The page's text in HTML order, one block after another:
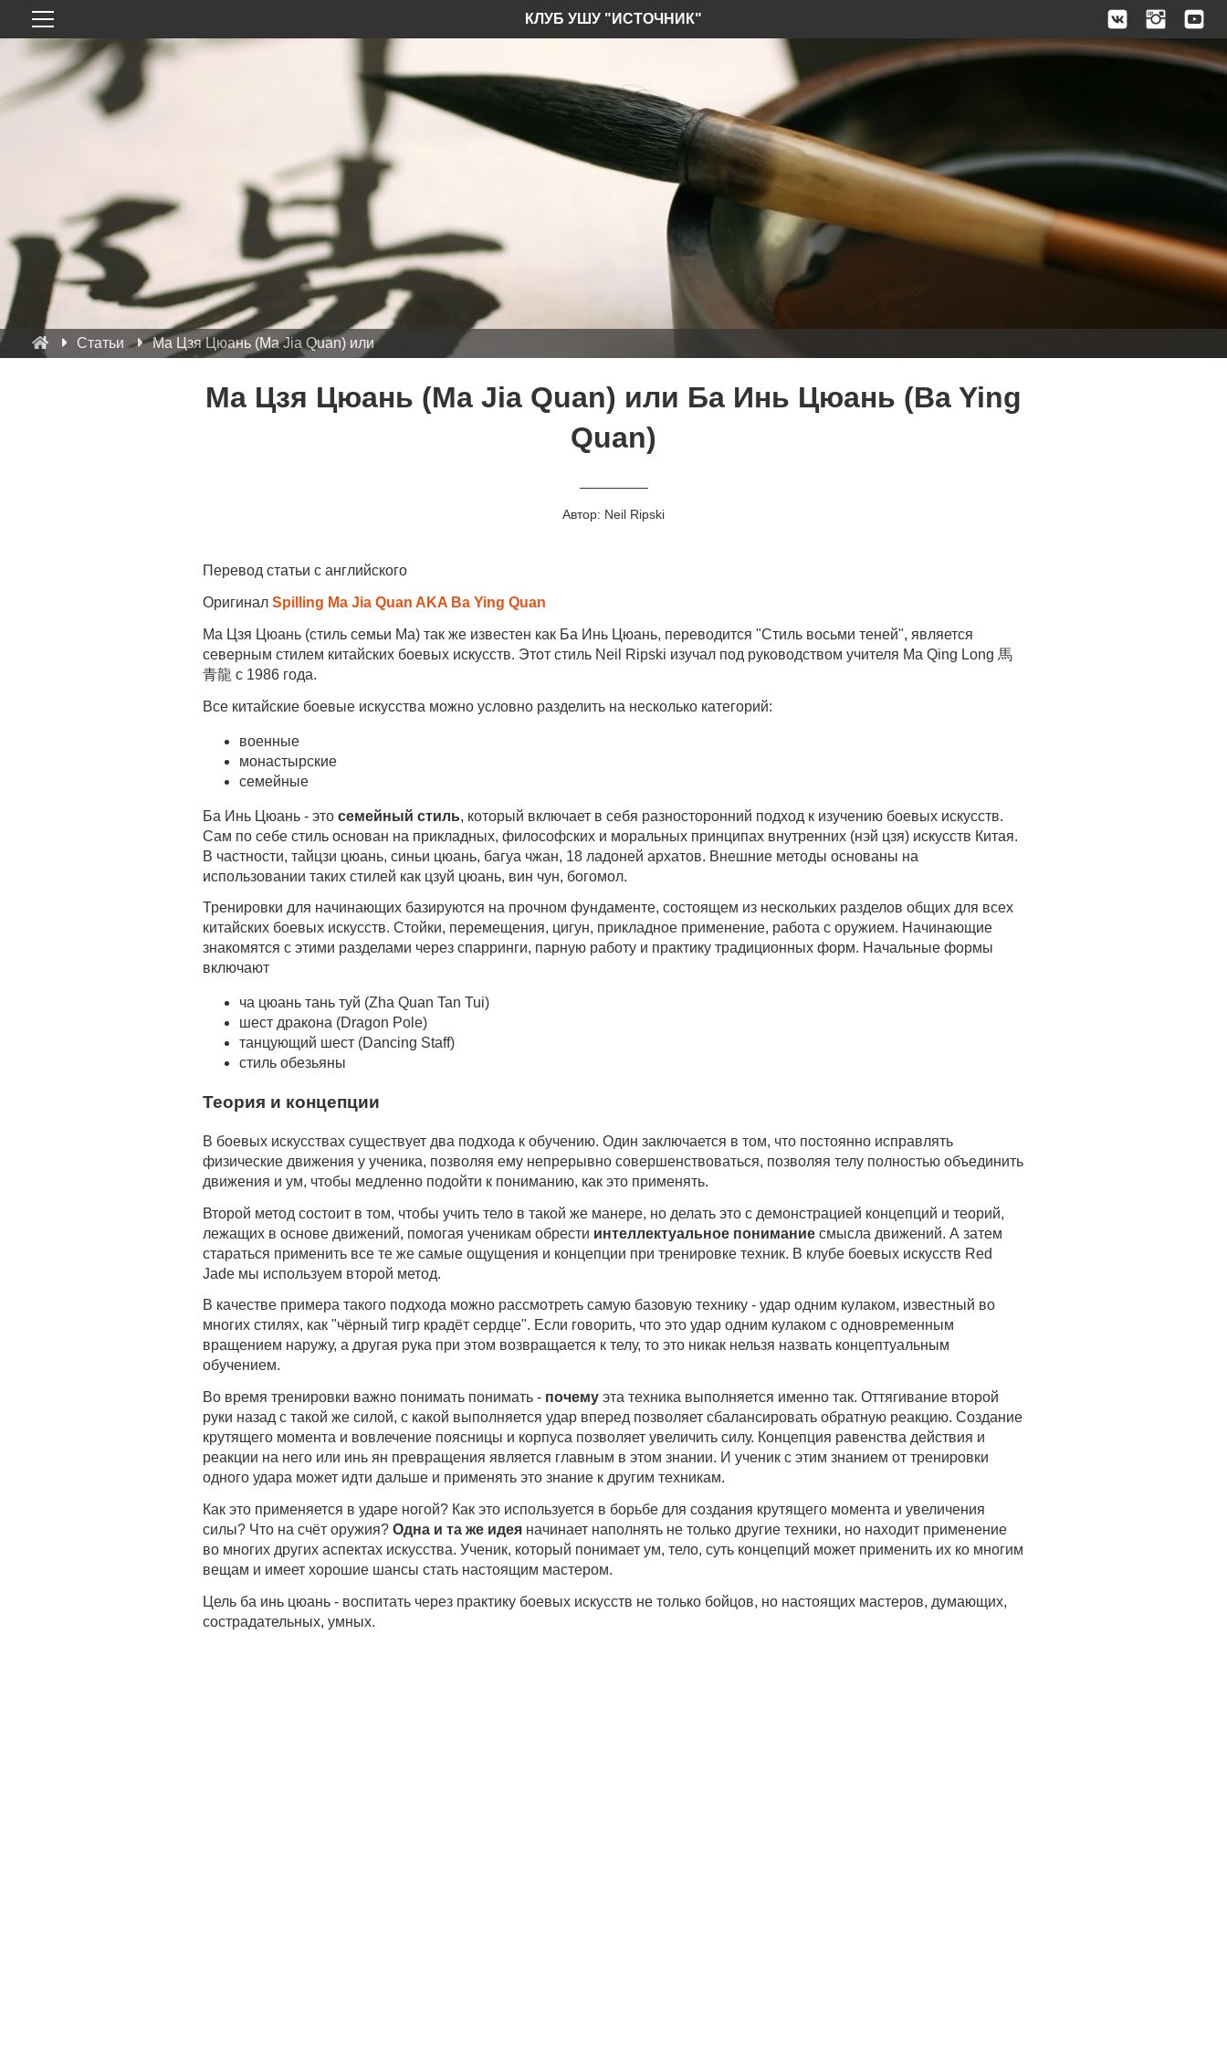
КЛУБ УШУ "ИСТОЧНИК"
Статьи Ма Цзя Цюань (Ma Jia Quan) или Ба Инь Цюань (Ba Ying Quan)
Ма Цзя Цюань (Ma Jia Quan) или Ба Инь Цюань (Ba Ying
Quan)
Автор: Neil Ripski
Перевод статьи с английского
Оригинал Spilling Ma Jia Quan AKA Ba Ying Quan
Ма Цзя Цюань (стиль семьи Ма) так же известен как Ба Инь Цюань, переводится "Стиль восьми теней", является
северным стилем китайских боевых искусств. Этот стиль Neil Ripski изучал под руководством учителя Ma Qing Long 馬
青龍 с 1986 года.
Все китайские боевые искусства можно условно разделить на несколько категорий:
военные
монастырские
семейные
Ба Инь Цюань - это семейный стиль, который включает в себя разносторонний подход к изучению боевых искусств.
Сам по себе стиль основан на прикладных, философских и моральных принципах внутренних (нэй цзя) искусств Китая.
В частности, тайцзи цюань, синьи цюань, багуа чжан, 18 ладоней архатов. Внешние методы основаны на
использовании таких стилей как цзуй цюань, вин чун, богомол.
Тренировки для начинающих базируются на прочном фундаменте, состоящем из нескольких разделов общих для всех
китайских боевых искусств. Стойки, перемещения, цигун, прикладное применение, работа с оружием. Начинающие
знакомятся с этими разделами через спарринги, парную работу и практику традиционных форм. Начальные формы
включают
ча цюань тань туй (Zha Quan Tan Tui)
шест дракона (Dragon Pole)
танцующий шест (Dancing Staff)
стиль обезьяны
Теория и концепции
В боевых искусствах существует два подхода к обучению. Один заключается в том, что постоянно исправлять
физические движения у ученика, позволяя ему непрерывно совершенствоваться, позволяя телу полностью объединить
движения и ум, чтобы медленно подойти к пониманию, как это применять.
Второй метод состоит в том, чтобы учить тело в такой же манере, но делать это с демонстрацией концепций и теорий,
лежащих в основе движений, помогая ученикам обрести интеллектуальное понимание смысла движений. А затем
стараться применить все те же самые ощущения и концепции при тренировке техник. В клубе боевых искусств Red
Jade мы используем второй метод.
В качестве примера такого подхода можно рассмотреть самую базовую технику - удар одним кулаком, известный во
многих стилях, как "чёрный тигр крадёт сердце". Если говорить, что это удар одним кулаком с одновременным
вращением наружу, а другая рука при этом возвращается к телу, то это никак нельзя назвать концептуальным
обучением.
Во время тренировки важно понимать понимать - почему эта техника выполняется именно так. Оттягивание второй
руки назад с такой же силой, с какой выполняется удар вперед позволяет сбалансировать обратную реакцию. Создание
крутящего момента и вовлечение поясницы и корпуса позволяет увеличить силу. Концепция равенства действия и
реакции на него или инь ян превращения является главным в этом знании. И ученик с этим знанием от тренировки
одного удара может идти дальше и применять это знание к другим техникам.
Как это применяется в ударе ногой? Как это используется в борьбе для создания крутящего момента и увеличения
силы? Что на счёт оружия? Одна и та же идея начинает наполнять не только другие техники, но находит применение
во многих других аспектах искусства. Ученик, который понимает ум, тело, суть концепций может применить их ко многим
вещам и имеет хорошие шансы стать настоящим мастером.
Цель ба инь цюань - воспитать через практику боевых искусств не только бойцов, но настоящих мастеров, думающих,
сострадательных, умных.